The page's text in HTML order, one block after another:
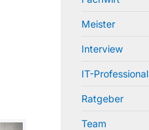
Meister
Interview
IT-Professional
Ratgeber
Team